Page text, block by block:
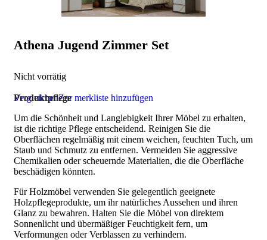
Athena Jugend Zimmer Set
Nicht vorrätig
VergleichenZur merkliste hinzufügen
Produktpflege
Um die Schönheit und Langlebigkeit Ihrer Möbel zu erhalten,
ist die richtige Pflege entscheidend. Reinigen Sie die
Oberflächen regelmäßig mit einem weichen, feuchten Tuch, um
Staub und Schmutz zu entfernen. Vermeiden Sie aggressive
Chemikalien oder scheuernde Materialien, die die Oberfläche
beschädigen könnten.
Für Holzmöbel verwenden Sie gelegentlich geeignete
Holzpflegeprodukte, um ihr natürliches Aussehen und ihren
Glanz zu bewahren. Halten Sie die Möbel von direktem
Sonnenlicht und übermäßiger Feuchtigkeit fern, um
Verformungen oder Verblassen zu verhindern.